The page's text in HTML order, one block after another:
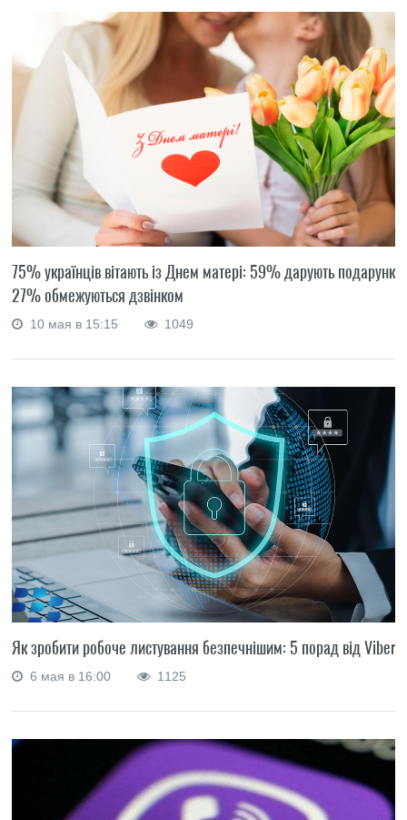
75% українців вітають із Днем матері: 59% дарують подарунки,
27% обмежуються дзвінком
10 мая в 15:15 1049
Як зробити робоче листування безпечнішим: 5 порад від Viber
6 мая в 16:00 1125